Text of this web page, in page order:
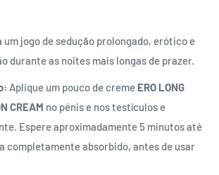
um jogo de sedução prolongado, erótico e
durante as noites mais longas de prazer.
Aplique um pouco de creme ERO LONG
CREAM no pénis e nos testículos e
Espere aproximadamente 5 minutos até
completamente absorbido, antes de usar